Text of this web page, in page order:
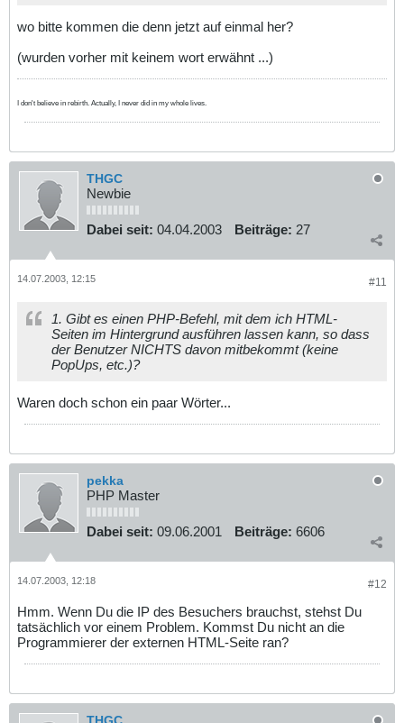
wo bitte kommen die denn jetzt auf einmal her?
(wurden vorher mit keinem wort erwähnt ...)
I don't believe in rebirth. Actually, I never did in my whole lives.
THGC
Newbie
Dabei seit: 04.04.2003 Beiträge: 27
#11
14.07.2003, 12:15
1. Gibt es einen PHP-Befehl, mit dem ich HTML-
Seiten im Hintergrund ausführen lassen kann, so dass
der Benutzer NICHTS davon mitbekommt (keine
PopUps, etc.)?
Waren doch schon ein paar Wörter...
pekka
PHP Master
Dabei seit: 09.06.2001 Beiträge: 6606
#12
14.07.2003, 12:18
Hmm. Wenn Du die IP des Besuchers brauchst, stehst Du
tatsächlich vor einem Problem. Kommst Du nicht an die
Programmierer der externen HTML-Seite ran?
THGC